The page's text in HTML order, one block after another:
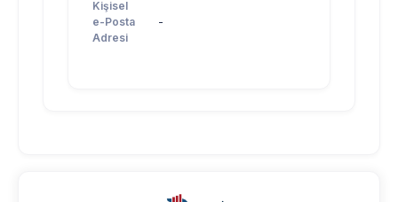
Kişisel
e-Posta
Adresi
-